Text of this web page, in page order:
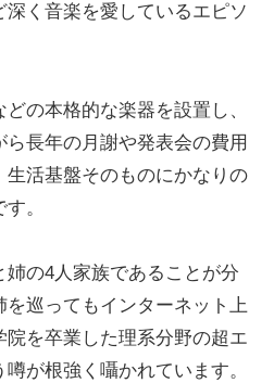
く音楽を愛しているエピソ
の本格的な楽器を設置し、
長年の月謝や発表会の費用
生活基盤そのものにかなりの
。
姉の4人家族であることが分
巡ってもインターネット上
を卒業した理系分野の超エ
が根強く囁かれています。